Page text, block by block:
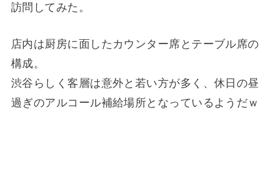
訪問してみた。
店内は厨房に面したカウンター席とテーブル席の
構成。
渋谷らしく客層は意外と若い方が多く、休日の昼
過ぎのアルコール補給場所となっているようだｗ